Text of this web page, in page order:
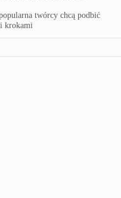
twórcy chcą podbić
krokami